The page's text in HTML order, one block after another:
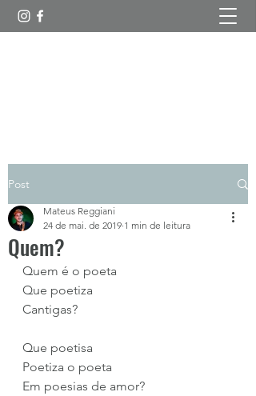
Post
Quem?
Mateus Reggiani
24 de mai. de 2019 1 min de leitura
Quem é o poeta
Que poetiza
Cantigas?
Que poetisa
Poetiza o poeta
Em poesias de amor?